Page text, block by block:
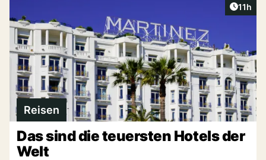
11h
Reisen
Das sind die teuersten Hotels der
Welt